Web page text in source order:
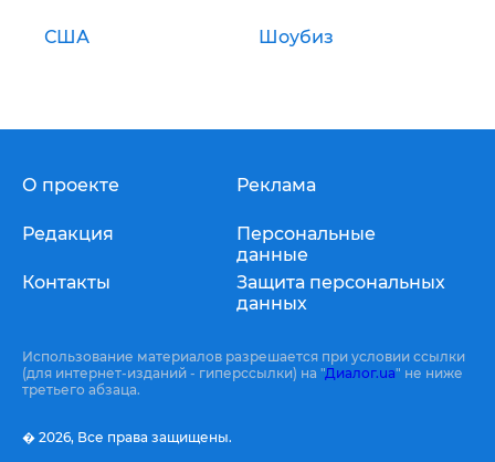
США Шоубиз
О проекте
Редакция
Контакты
Реклама
Персональные
данные
Защита персональных
данных
Использование материалов разрешается при условии ссылки
(для интернет-изданий - гиперссылки) на "Диалог.ua" не ниже
третьего абзаца.
� 2026, Все права защищены.